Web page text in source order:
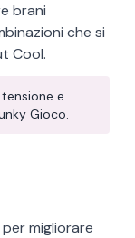
brani
che si
Cool.
e
Gioco.
migliorare